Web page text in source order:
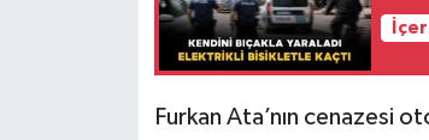
Furkan Ata’nın cenazesi